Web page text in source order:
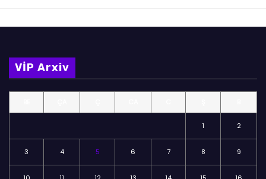
VİP Arxiv
1 2
3 4 5 6 7 8 9